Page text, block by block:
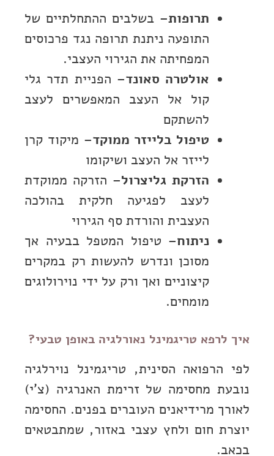
תרופות– בשלבים ההתחלתיים של
התופעה ניתנת תרופה נגד פרכוסים
המפחיתה את הגירוי העצבי.
אולטרה סאונד– הפניית תדר גלי
קול אל העצב המאפשרים לעצב
להשתקם
טיפול בלייזר ממוקד– מיקוד קרן
לייזר אל העצב ושיקומו
הזרקת גליצרול– הזרקה ממוקדת
לעצב לפגיעה חלקית בהולכה
העצבית והורדת סף הגירוי
ניתוח– טיפול המטפל בבעיה אך
מסוכן ונדרש להעשות רק במקרים
קיצוניים ואך ורק על ידי נוירולוגים
מומחים.
איך לרפא טריגמינל נאורלגיה באופן טבעי?
לפי הרפואה הסינית, טריגמינל נוירלגיה
נובעת מחסימה של זרימת האנרגיה (צ’י)
לאורך מרידיאנים העוברים בפנים. החסימה
יוצרת חום ולחץ עצבי באזור, שמתבטאים
בכאב.